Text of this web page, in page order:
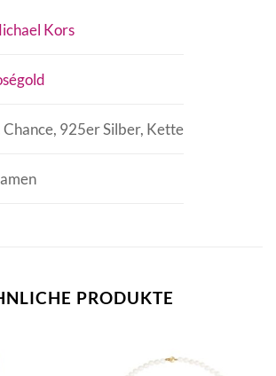
Kors
Chance, 925er Silber, Kette
PRODUKTE